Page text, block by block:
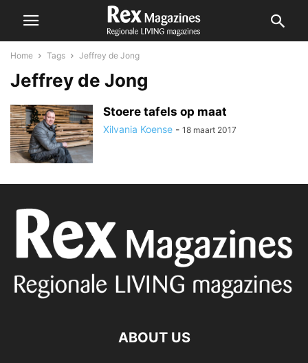
Home Tags Jeffrey de Jong
Jeffrey de Jong
Stoere tafels op maat
Xilvania Koense - 18 maart 2017
ABOUT US